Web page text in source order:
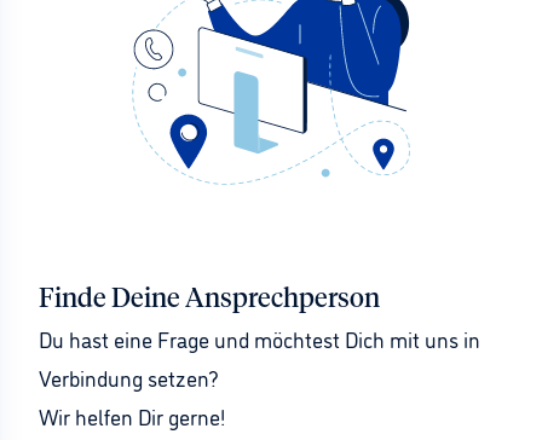
Finde Deine Ansprechperson
Du hast eine Frage und möchtest Dich mit uns in
Verbindung setzen?
Wir helfen Dir gerne!